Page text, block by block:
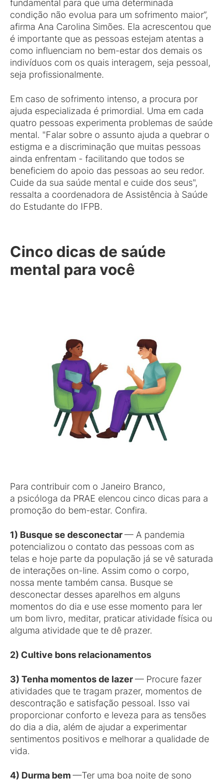
fundamental para que uma determinada
condição não evolua para um sofrimento maior”,
afirma Ana Carolina Simões. Ela acrescentou que
é importante que as pessoas estejam atentas a
como influenciam no bem-estar dos demais os
indivíduos com os quais interagem, seja pessoal,
seja profissionalmente.
Em caso de sofrimento intenso, a procura por
ajuda especializada é primordial. Uma em cada
quatro pessoas experimenta problemas de saúde
mental. "Falar sobre o assunto ajuda a quebrar o
estigma e a discriminação que muitas pessoas
ainda enfrentam - facilitando que todos se
beneficiem do apoio das pessoas ao seu redor.
Cuide da sua saúde mental e cuide dos seus",
ressalta a coordenadora de Assistência à Saúde
do Estudante do IFPB.
Cinco dicas de saúde
mental para você
Para contribuir com o Janeiro Branco,
a psicóloga da PRAE elencou cinco dicas para a
promoção do bem-estar. Confira.
1) Busque se desconectar— A pandemia
potencializou o contato das pessoas com as
telas e hoje parte da população já se vê saturada
de interações on-line. Assim como o corpo,
nossa mente também cansa. Busque se
desconectar desses aparelhos em alguns
momentos do dia e use esse momento para ler
um bom livro, meditar, praticar atividade física ou
alguma atividade que te dê prazer.
2) Cultive bons relacionamentos
3) Tenha momentos de lazer— Procure fazer
atividades que te tragam prazer, momentos de
descontração e satisfação pessoal. Isso vai
proporcionar conforto e leveza para as tensões
do dia a dia, além de ajudar a experimentar
sentimentos positivos e melhorar a qualidade de
vida.
4) Durma bem—Ter uma boa noite de sono